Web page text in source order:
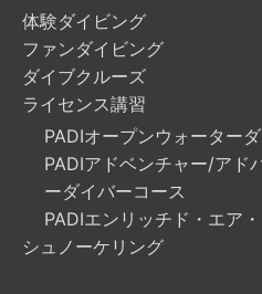
体験ダイビング
ファンダイビング
ダイブクルーズ
ライセンス講習
PADIオープンウォーター
PADIアドベンチャー/アド
ーダイバーコース
PADIエンリッチド・エア
シュノーケリング